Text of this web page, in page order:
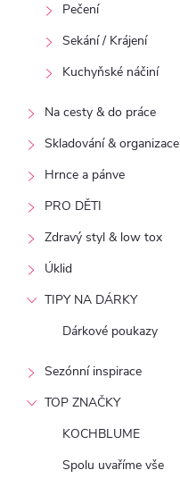
Pečení
Sekání / Krájení
Kuchyňské náčiní
Na cesty & do práce
Skladování & organizace
Hrnce a pánve
PRO DĚTI
Zdravý styl & low tox
Úklid
TIPY NA DÁRKY
Dárkové poukazy
Sezónní inspirace
TOP ZNAČKY
KOCHBLUME
Spolu uvaříme vše